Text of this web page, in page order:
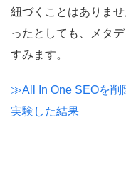
紐づくことはありま
ったとしても、メタ
すみます。
≫All In One SEOを削
実験した結果